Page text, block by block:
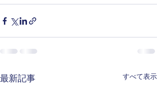
最新記事 すべて表示